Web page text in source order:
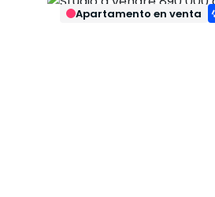
Apartamento en venta